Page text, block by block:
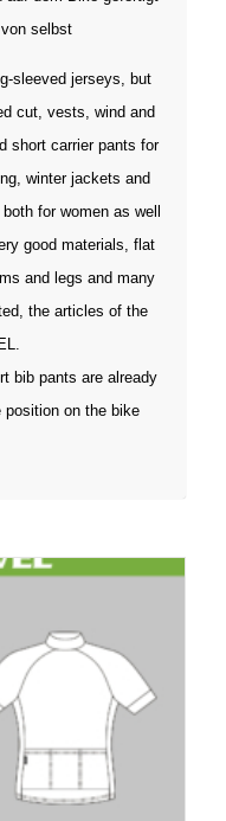
selbst
sleeved jerseys, but
cut, vests, wind and
short carrier pants for
winter jackets and
for women as well
good materials, flat
and legs and many
the articles of the
bib pants are already
position on the bike